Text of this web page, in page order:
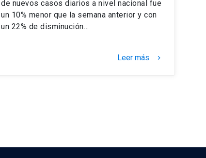
de nuevos casos diarios a nivel nacional fue
un 10% menor que la semana anterior y con
un 22% de disminución…
Leer más keyboard_arrow_right